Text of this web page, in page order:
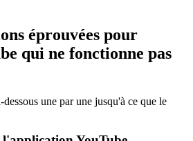
éprouvées pour
qui ne fonctionne pas
une par une jusqu'à ce que le